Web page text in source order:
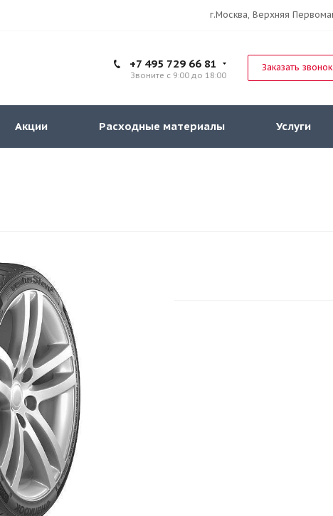
+7 495 729 66 81
Звоните с 9:00 до 18:00
Заказать звонок
Акции Расходные материалы Услуги